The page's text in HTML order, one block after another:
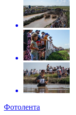
Фотолента